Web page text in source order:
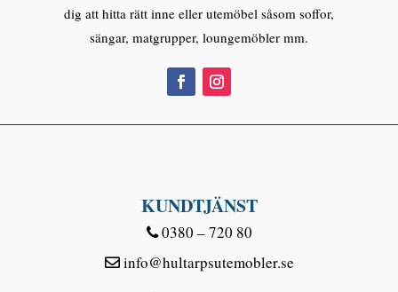
dig att hitta rätt inne eller utemöbel såsom soffor,
sängar, matgrupper, loungemöbler mm.
KUNDTJÄNST
0380 – 720 80
info@hultarpsutemobler.se